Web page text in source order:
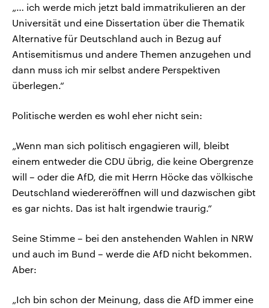
„… ich werde mich jetzt bald immatrikulieren an der
Universität und eine Dissertation über die Thematik
Alternative für Deutschland auch in Bezug auf
Antisemitismus und andere Themen anzugehen und
dann muss ich mir selbst andere Perspektiven
überlegen.“
Politische werden es wohl eher nicht sein:
„Wenn man sich politisch engagieren will, bleibt
einem entweder die CDU übrig, die keine Obergrenze
will – oder die AfD, die mit Herrn Höcke das völkische
Deutschland wiedereröffnen will und dazwischen gibt
es gar nichts. Das ist halt irgendwie traurig.“
Seine Stimme – bei den anstehenden Wahlen in NRW
und auch im Bund – werde die AfD nicht bekommen.
Aber:
„Ich bin schon der Meinung, dass die AfD immer eine